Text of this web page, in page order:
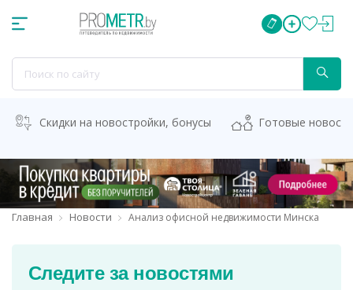
Скидки на новостройки, бонусы Готовые
Главная Новости Анализ офисной недвижимости Минска
Следите за новостями